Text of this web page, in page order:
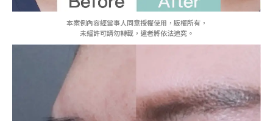
本案例內容經當事人同意授權使用，版權所有，
未經許可請勿轉載，違者將依法追究。